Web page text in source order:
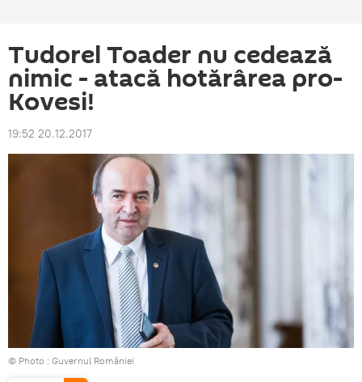
Tudorel Toader nu cedează
nimic - atacă hotărârea pro-
Kovesi!
19:52 20.12.2017
© Photo : Guvernul României